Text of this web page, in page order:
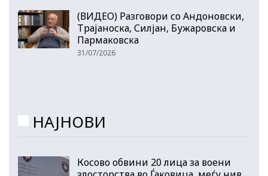
(ВИДЕО) Разговори со Андоновски,
Трајаноска, Силјан, Бужаровска и
Пармаковска
31/07/2026
НАЈНОВИ
Косово обвини 20 лица за воени